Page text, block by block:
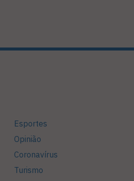
Esportes
Opinião
Coronavírus
Turismo